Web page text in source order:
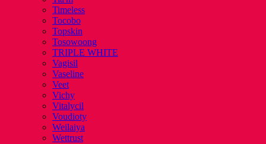
Timeless
Tocobo
Topskin
Tosowoong
TRIPLE WHITE
Vagisil
Vaseline
Veet
Vichy
Vitalycil
Voudioty
Weilaiya
Wettrust